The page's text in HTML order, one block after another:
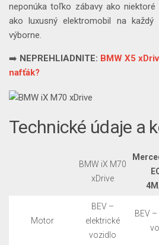
neponúka toľko zábavy ako
ako luxusný elektromobil na
výborne.
➡️ NEPREHLIADNITE: BMW X5
nafťák?
Technické údaje a
BMW iX M70
xDrive
Motor
BEV –
elektrické
vozidlo
BEV